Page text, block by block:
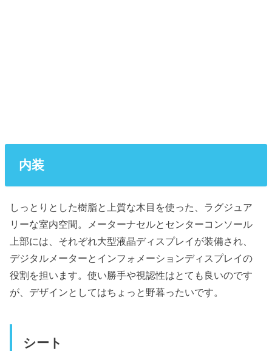
内装
しっとりとした樹脂と上質な木目を使った、ラグジュア
リーな室内空間。メーターナセルとセンターコンソール
上部には、それぞれ大型液晶ディスプレイが装備され、
デジタルメーターとインフォメーションディスプレイの
役割を担います。使い勝手や視認性はとても良いのです
が、デザインとしてはちょっと野暮ったいです。
シート